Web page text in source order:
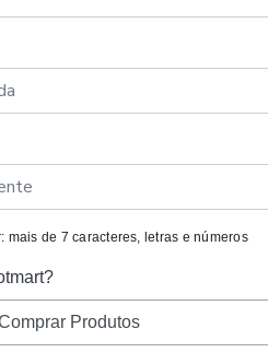
mais de 7 caracteres, letras e números
Produtos